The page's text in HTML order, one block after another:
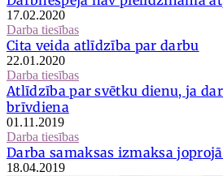
17.02.2020
Darba tiesības
Cita veida atlīdzība par darbu
22.01.2020
Darba tiesības
Atlīdzība par svētku dienu, ja
brīvdiena
01.11.2019
Darba tiesības
Darba samaksas izmaksa
18.04.2019